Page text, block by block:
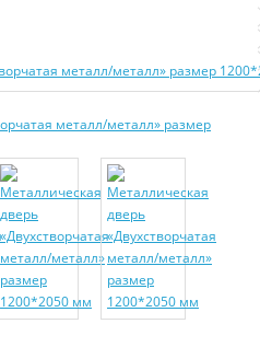
металл/металл» размер